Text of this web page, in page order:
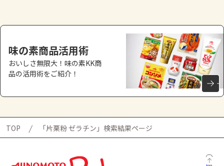
味の素商品活用術
おいしさ無限大！味の素KK商
品の活用術をご紹介！
TOP 「片栗粉 ゼラチン」検索結果ページ